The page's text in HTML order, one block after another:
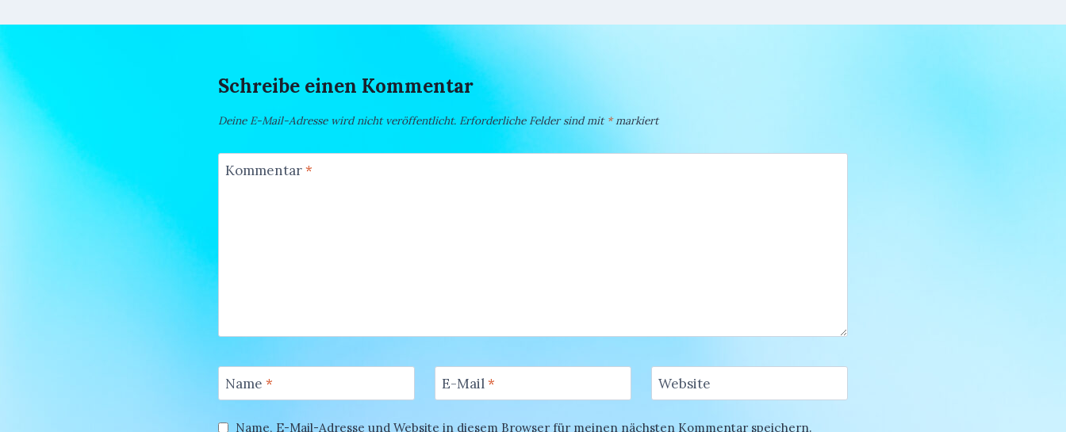
Schreibe einen Kommentar
Deine E-Mail-Adresse wird nicht veröffentlicht. Erforderliche Felder sind mit *markiert
Kommentar*
Name * E-Mail* Website
Name, E-Mail-Adresse und Website in diesem Browser für meinen nächsten Kommentar speichern.